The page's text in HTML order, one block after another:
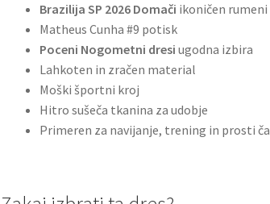
Brazilija SP 2026 Domači ikoničen rumeni
Matheus Cunha #9 potisk
Poceni Nogometni dresi ugodna izbira
Lahkoten in zračen material
Moški športni kroj
Hitro sušeča tkanina za udobje
Primeren za navijanje, trening in prosti